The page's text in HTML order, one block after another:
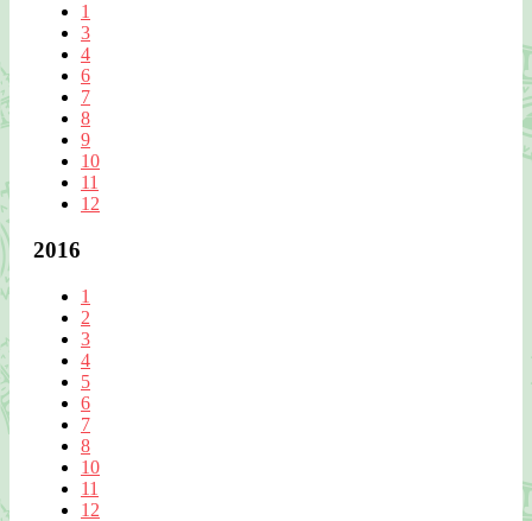
1
3
4
6
7
8
9
10
11
12
2016
1
2
3
4
5
6
7
8
10
11
12